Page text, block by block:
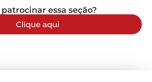
essa seção?
Clique aqui